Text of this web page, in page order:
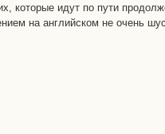
которые идут по пути
на английском не очень